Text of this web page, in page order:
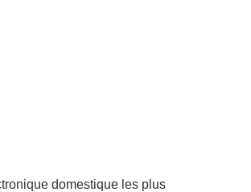
domestique les plus